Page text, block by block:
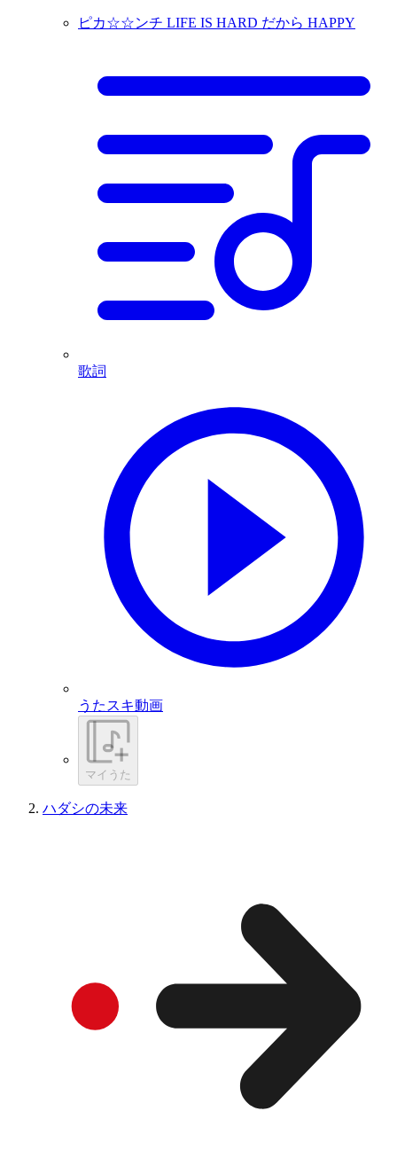
ピカ☆☆ンチ LIFE IS HARD だから HAPPY
歌詞
うたスキ動画
マイうた
ハダシの未来